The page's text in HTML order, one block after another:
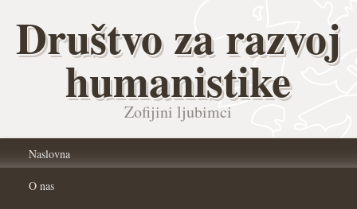
Društvo za razvoj
humanistike
Zofijini ljubimci
Naslovna
O nas